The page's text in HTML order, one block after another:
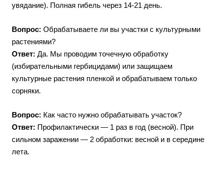
увядание). Полная гибель через 14-21 день.
Вопрос: Обрабатываете ли вы участки с культурными
растениями?
Ответ: Да. Мы проводим точечную обработку
(избирательными гербицидами) или защищаем
культурные растения пленкой и обрабатываем только
сорняки.
Вопрос: Как часто нужно обрабатывать участок?
Ответ: Профилактически — 1 раз в год (весной). При
сильном заражении — 2 обработки: весной и в середине
лета.